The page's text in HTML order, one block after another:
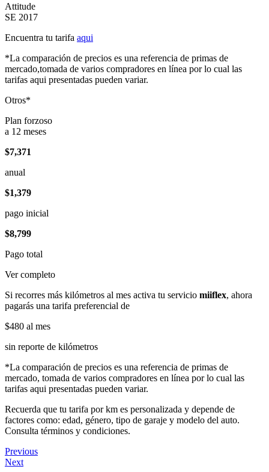
Attitude
SE 2017
Encuentra tu tarifa aqui
*La comparación de precios es una referencia de primas de
mercado,tomada de varios compradores en línea por lo cual las
tarifas aqui presentadas pueden variar.
Otros*
Plan forzoso
a 12 meses
$7,371
anual
$1,379
pago inicial
$8,799
Pago total
Ver completo
Si recorres más kilómetros al mes activa tu servicio miiflex, ahora
pagarás una tarifa preferencial de
$480 al mes
sin reporte de kilómetros
*La comparación de precios es una referencia de primas de
mercado, tomada de varios compradores en línea por lo cual las
tarifas aqui presentadas pueden variar.
Recuerda que tu tarifa por km es personalizada y depende de
factores como: edad, género, tipo de garaje y modelo del auto.
Consulta términos y condiciones.
Previous
Next